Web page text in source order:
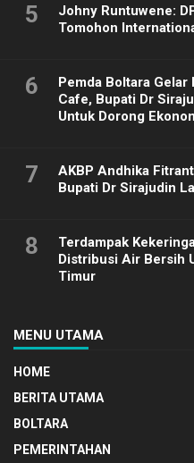
5
Johny Runtuwene:
Tomohon
6
Pemda Boltara
Cafe, Bupati Dr
Untuk Dorong
7
AKBP Andhika
Bupati Dr Sirajudin
8
Terdampak
Distribusi Air Bersih
Timur
MENU UTAMA
HOME
BERITA UTAMA
BOLTARA
PEMERINTAHAN